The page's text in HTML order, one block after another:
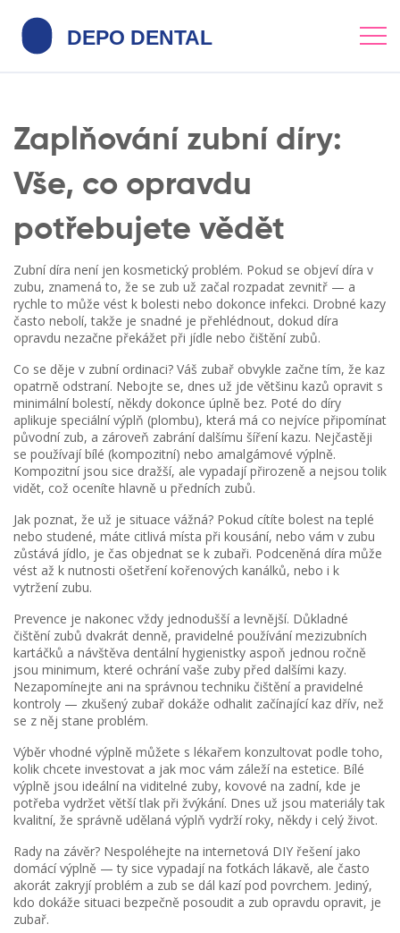
Zaplňování zubní díry:
Vše, co opravdu
potřebujete vědět
Zubní díra není jen kosmetický problém. Pokud se objeví díra v
zubu, znamená to, že se zub už začal rozpadat zevnitř — a
rychle to může vést k bolesti nebo dokonce infekci. Drobné kazy
často nebolí, takže je snadné je přehlédnout, dokud díra
opravdu nezačne překážet při jídle nebo čištění zubů.
Co se děje v zubní ordinaci? Váš zubař obvykle začne tím, že kaz
opatrně odstraní. Nebojte se, dnes už jde většinu kazů opravit s
minimální bolestí, někdy dokonce úplně bez. Poté do díry
aplikuje speciální výplň (plombu), která má co nejvíce připomínat
původní zub, a zároveň zabrání dalšímu šíření kazu. Nejčastěji
se používají bílé (kompozitní) nebo amalgámové výplně.
Kompozitní jsou sice dražší, ale vypadají přirozeně a nejsou tolik
vidět, což oceníte hlavně u předních zubů.
Jak poznat, že už je situace vážná? Pokud cítíte bolest na teplé
nebo studené, máte citlivá místa při kousání, nebo vám v zubu
zůstává jídlo, je čas objednat se k zubaři. Podceněná díra může
vést až k nutnosti ošetření kořenových kanálků, nebo i k
vytržení zubu.
Prevence je nakonec vždy jednodušší a levnější. Důkladné
čištění zubů dvakrát denně, pravidelné používání mezizubních
kartáčků a návštěva dentální hygienistky aspoň jednou ročně
jsou minimum, které ochrání vaše zuby před dalšími kazy.
Nezapomínejte ani na správnou techniku čištění a pravidelné
kontroly — zkušený zubař dokáže odhalit začínající kaz dřív, než
se z něj stane problém.
Výběr vhodné výplně můžete s lékařem konzultovat podle toho,
kolik chcete investovat a jak moc vám záleží na estetice. Bílé
výplně jsou ideální na viditelné zuby, kovové na zadní, kde je
potřeba vydržet větší tlak při žvýkání. Dnes už jsou materiály tak
kvalitní, že správně udělaná výplň vydrží roky, někdy i celý život.
Rady na závěr? Nespoléhejte na internetová DIY řešení jako
domácí výplně — ty sice vypadají na fotkách lákavě, ale často
akorát zakryjí problém a zub se dál kazí pod povrchem. Jediný,
kdo dokáže situaci bezpečně posoudit a zub opravdu opravit, je
zubař.